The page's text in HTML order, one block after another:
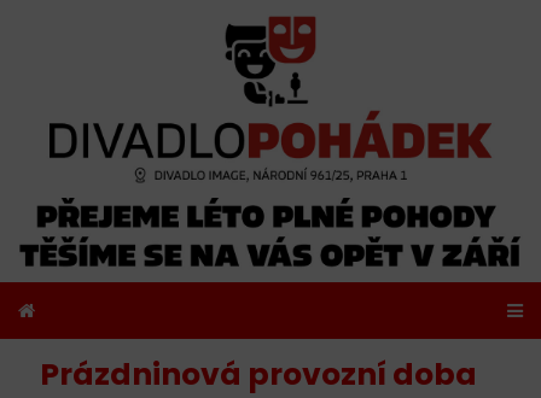
Prázdninová provozní doba